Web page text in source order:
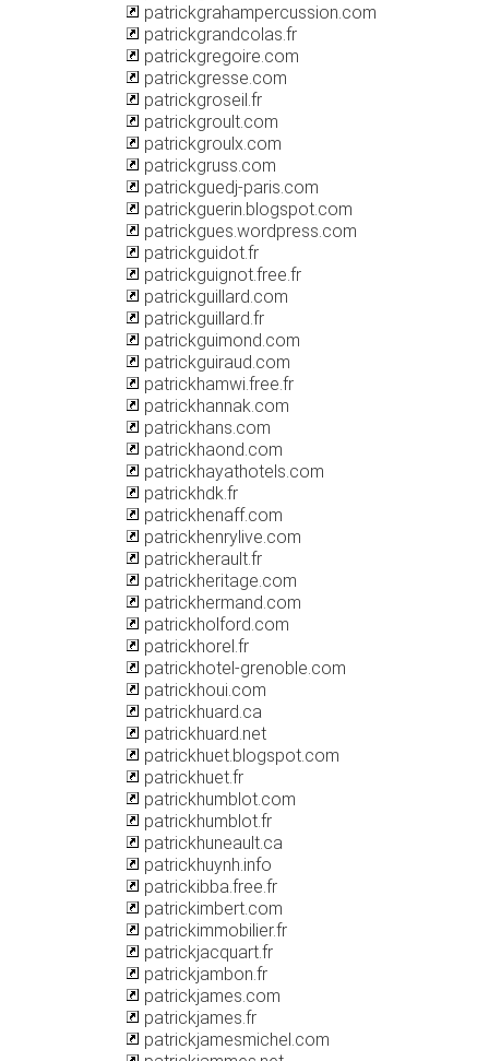
patrickgrahampercussion.com
patrickgrandcolas.fr
patrickgregoire.com
patrickgresse.com
patrickgroseil.fr
patrickgroult.com
patrickgroulx.com
patrickgruss.com
patrickguedj-paris.com
patrickguerin.blogspot.com
patrickgues.wordpress.com
patrickguidot.fr
patrickguignot.free.fr
patrickguillard.com
patrickguillard.fr
patrickguimond.com
patrickguiraud.com
patrickhamwi.free.fr
patrickhannak.com
patrickhans.com
patrickhaond.com
patrickhayathotels.com
patrickhdk.fr
patrickhenaff.com
patrickhenrylive.com
patrickherault.fr
patrickheritage.com
patrickhermand.com
patrickholford.com
patrickhorel.fr
patrickhotel-grenoble.com
patrickhoui.com
patrickhuard.ca
patrickhuard.net
patrickhuet.blogspot.com
patrickhuet.fr
patrickhumblot.com
patrickhumblot.fr
patrickhuneault.ca
patrickhuynh.info
patrickibba.free.fr
patrickimbert.com
patrickimmobilier.fr
patrickjacquart.fr
patrickjambon.fr
patrickjames.com
patrickjames.fr
patrickjamesmichel.com